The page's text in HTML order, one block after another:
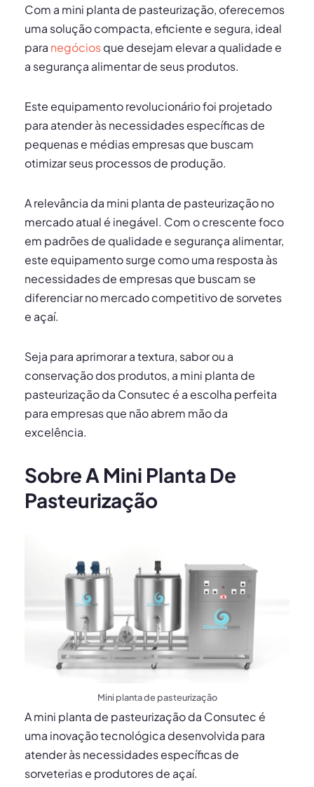
Com a mini planta de pasteurização, oferecemos
uma solução compacta, eficiente e segura, ideal
para negóciosque desejam elevar a qualidade e
a segurança alimentar de seus produtos.
Este equipamento revolucionário foi projetado
para atender às necessidades específicas de
pequenas e médias empresas que buscam
otimizar seus processos de produção.
A relevância da mini planta de pasteurização no
mercado atual é inegável. Com o crescente foco
em padrões de qualidade e segurança alimentar,
este equipamento surge como uma resposta às
necessidades de empresas que buscam se
diferenciar no mercado competitivo de sorvetes
e açaí.
Seja para aprimorar a textura, sabor ou a
conservação dos produtos, a mini planta de
pasteurização da Consutec é a escolha perfeita
para empresas que não abrem mão da
excelência.
Sobre A Mini Planta De
Pasteurização
Mini planta de pasteurização
A mini planta de pasteurização da Consutec é
uma inovação tecnológica desenvolvida para
atender às necessidades específicas de
sorveterias e produtores de açaí.